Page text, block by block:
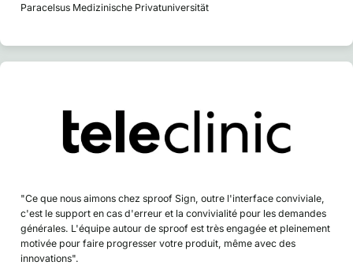
Paracelsus Medizinische Privatuniversität
"Ce que nous aimons chez sproof Sign, outre l'interface conviviale,
c'est le support en cas d'erreur et la convivialité pour les demandes
générales. L'équipe autour de sproof est très engagée et pleinement
motivée pour faire progresser votre produit, même avec des
innovations".